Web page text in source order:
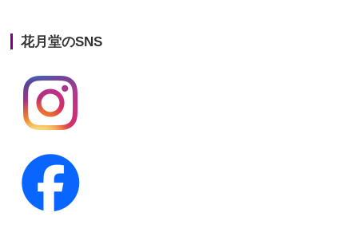
第20回人形供養祭
第19回人形供養祭
第18回人形供養祭
第16回人形供養祭
第15回人形供養祭
花月堂のSNS